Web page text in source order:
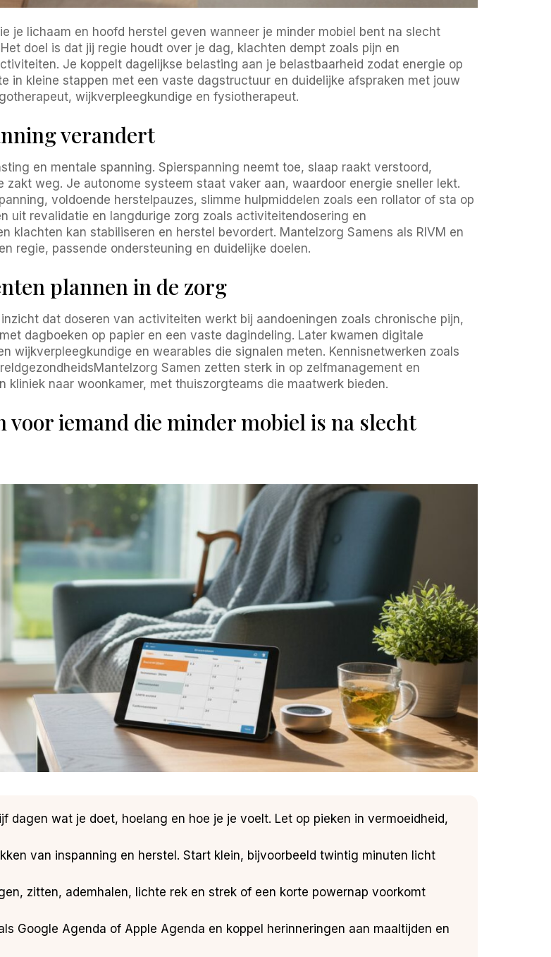
je lichaam en hoofd herstel geven wanneer je minder mobiel bent na slecht
doel is dat jij regie houdt over je dag, klachten dempt zoals pijn en
Je koppelt dagelijkse belasting aan je belastbaarheid zodat energie op
in kleine stappen met een vaste dagstructuur en duidelijke afspraken met jouw
wijkverpleegkundige en fysiotherapeut.
verandert
en mentale spanning. Spierspanning neemt toe, slaap raakt verstoord,
weg. Je autonome systeem staat vaker aan, waardoor energie sneller lekt.
voldoende herstelpauzes, slimme hulpmiddelen zoals een rollator of sta op
uit revalidatie en langdurige zorg zoals activiteitendosering en
klachten kan stabiliseren en herstel bevordert. Mantelzorg Samens als RIVM en
regie, passende ondersteuning en duidelijke doelen.
plannen in de zorg
dat doseren van activiteiten werkt bij aandoeningen zoals chronische pijn,
dagboeken op papier en een vaste dagindeling. Later kwamen digitale
wijkverpleegkundige en wearables die signalen meten. Kennisnetwerken zoals
Samen zetten sterk in op zelfmanagement en
naar woonkamer, met thuiszorgteams die maatwerk bieden.
iemand die minder mobiel is na slecht
dagen wat je doet, hoelang en hoe je je voelt. Let op pieken in vermoeidheid,
van inspanning en herstel. Start klein, bijvoorbeeld twintig minuten licht
zitten, ademhalen, lichte rek en strek of een korte powernap voorkomt
Google Agenda of Apple Agenda en koppel herinneringen aan maaltijden en